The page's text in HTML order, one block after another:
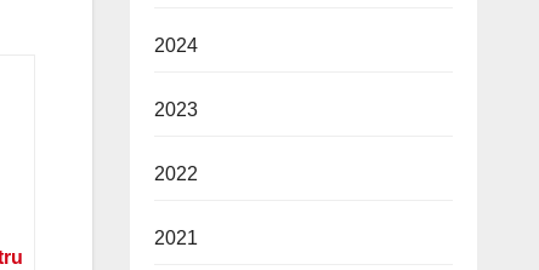
2024
2023
2022
2021